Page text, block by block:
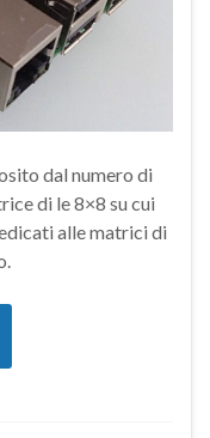
dal numero di
di le 8×8 su cui
alle matrici di